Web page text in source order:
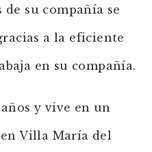
de su compañía se
a la eficiente
en su compañía.
y vive en un
Villa María del